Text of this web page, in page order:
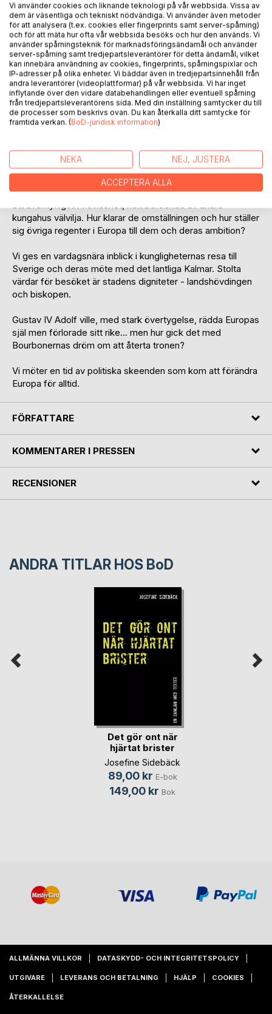
Fransk revolution. Tre franska kungligheter i landsflykt. Ett
hemligt möte i Kalmar. Ett försök att stoppa Napoleon.
Hösten 1804 anländer tre medlemmar ur den störtade
franska kungafamiljen Bourbon till Sverige och Kalmar.
Gustav IV Adolf är den enda regent i Europa som har haft
mod att erbjuda dem en mötesplats – trots stor politisk
risk.
Vi frågar oss vilka kungligheterna är och vilka politiska
händelser som gör familjemötet angeläget och
mot Napoleons kejsarkröning och utarbeta en plan för att
återta makten i Frankrike.
Vi får nära följa de kungliga flyktingarna – män som en gång
levt i Versailles prakt, men som efter revolutionen kastas in i
ett äventyrligt liv i ovisshet, helt beroende av andra
kungahus välvilja. Hur klarar de omställningen och hur ställer
sig övriga regenter i Europa till dem och deras ambition?
Vi ges en vardagsnära inblick i kungligheternas resa till
Sverige och deras möte med det lantliga Kalmar. Stolta
värdar för besöket är stadens digniteter - landshövdingen
och biskopen.
Gustav IV Adolf ville, med stark övertygelse, rädda Europas
själ men förlorade sitt rike… men hur gick det med
Bourbonernas dröm om att återta tronen?
Vi möter en tid av politiska skeenden som kom att förändra
Europa för alltid.
FÖRFATTARE
KOMMENTARER I PRESSEN
RECENSIONER
ANDRA TITLAR HOS BoD
Det gör ont när
hjärtat brister
Josefine Sidebäck
89,00 kr E-bok
149,00 kr Bok
ALLMÄNNA VILLKOR DATASKYDD- OCH INTEGRITETSPOLICY
UTGIVARE LEVERANS OCH BETALNING HJÄLP COOKIES
ÅTERKALLELSE
Vi använder cookies och liknande teknologi på vår webbsida. Vissa av
dem är väsentliga och tekniskt nödvändiga. Vi använder även metoder
för att analysera (t.ex. cookies eller fingerprints samt server-spårning)
och för att mäta hur ofta vår webbsida besöks och hur den används. Vi
använder spårningsteknik för marknadsföringsändamål och använder
server-spårning samt tredjepartsleverantörer för detta ändamål, vilket
kan innebära användning av cookies, fingerprints, spårningspixlar och
IP-adresser på olika enheter. Vi bäddar även in tredjepartsinnehåll från
andra leverantörer (videoplattformar) på vår webbsida. Vi har inget
inflytande över den vidare databehandlingen eller eventuell spårning
från tredjepartsleverantörens sida. Med din inställning samtycker du till
de processer som beskrivs ovan. Du kan återkalla ditt samtycke för
framtida verkan. (BoD-juridisk information)
NEKA NEJ, JUSTERA
ACCEPTERA ALLA